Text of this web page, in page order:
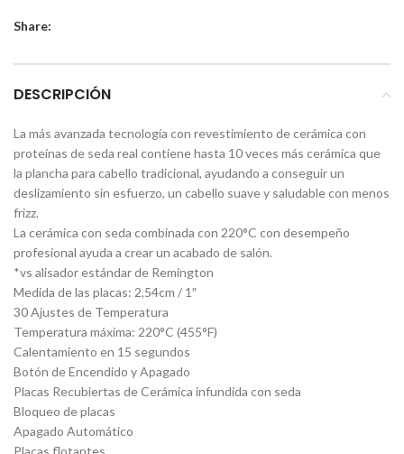
Share:
DESCRIPCIÓN
La más avanzada tecnología con revestimiento de cerámica con
proteínas de seda real contiene hasta 10 veces más cerámica que
la plancha para cabello tradicional, ayudando a conseguir un
deslizamiento sin esfuerzo, un cabello suave y saludable con menos
frizz.
La cerámica con seda combinada con 220°C con desempeño
profesional ayuda a crear un acabado de salón.
*vs alisador estándar de Remington
Medida de las placas: 2,54cm / 1″
30 Ajustes de Temperatura
Temperatura máxima: 220°C (455°F)
Calentamiento en 15 segundos
Botón de Encendido y Apagado
Placas Recubiertas de Cerámica infundida con seda
Bloqueo de placas
Apagado Automático